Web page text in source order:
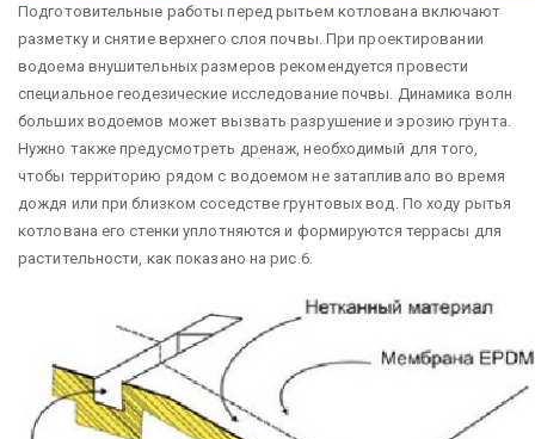
Подготовительные работы перед рытьем котлована включают
разметку и снятие верхнего слоя почвы. При проектировании
водоема внушительных размеров рекомендуется провести
специальное геодезические исследование почвы. Динамика волн
больших водоемов может вызвать разрушение и эрозию грунта.
Нужно также предусмотреть дренаж, необходимый для того,
чтобы территорию рядом с водоемом не затапливало во время
дождя или при близком соседстве грунтовых вод. По ходу рытья
котлована его стенки уплотняются и формируются террасы для
растительности, как показано на рис.6.